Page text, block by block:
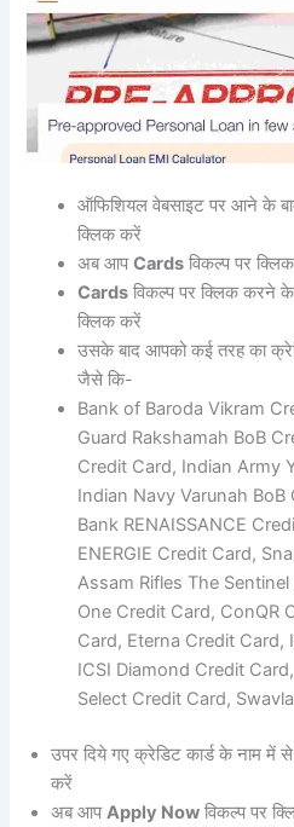
ऑफिशियल वेबसाइट पर आने के
क्लिक करें
अब आपCards विकल्प पर
Cards विकल्प पर क्लिक करने
क्लिक करें
उसके बाद आपको कई तरह का
जैसे कि-
Bank of Baroda Vikram
Guard Rakshamah BoB
Credit Card, Indian Army
Indian Navy Varunah
Bank RENAISSANCE
ENERGIE Credit Card,
Assam Rifles The
One Credit Card, ConQR
Card, Eterna Credit Card,
ICSI Diamond Credit
Select Credit Card,
उपर दिये गए क्रेडिट कार्ड के नाम में
करें
अब आपApply Now विकल्प पर